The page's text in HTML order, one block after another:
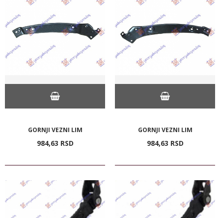
GORNJI VEZNI LIM
984,63 RSD
GORNJI VEZNI LIM
984,63 RSD